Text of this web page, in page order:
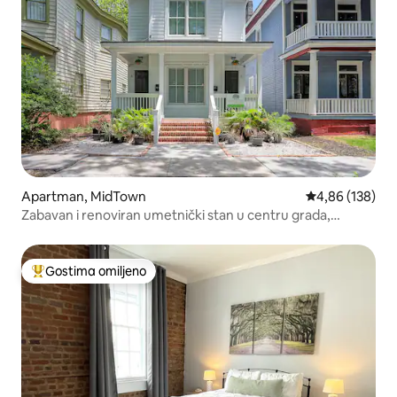
Apartman, MidTown Prosečna
4,86 (138)
Zabavan i renoviran umetnički stan u centru grada,
Najuspešniji među gostima omiljenim
Gostima omiljeno